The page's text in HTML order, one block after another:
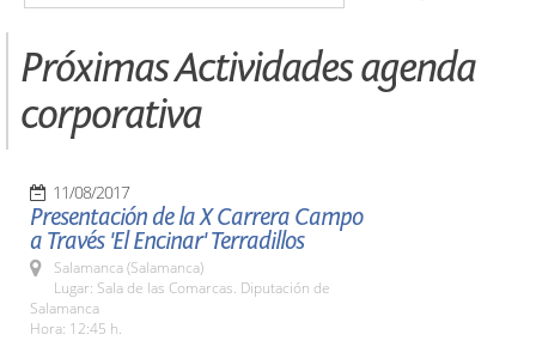
Próximas Actividades agenda
corporativa
11/08/2017
Presentación de la X Carrera Campo
a Través 'El Encinar' Terradillos
Salamanca (Salamanca)
Lugar: Sala de las Comarcas. Diputación de
Salamanca
Hora: 12:45 h.